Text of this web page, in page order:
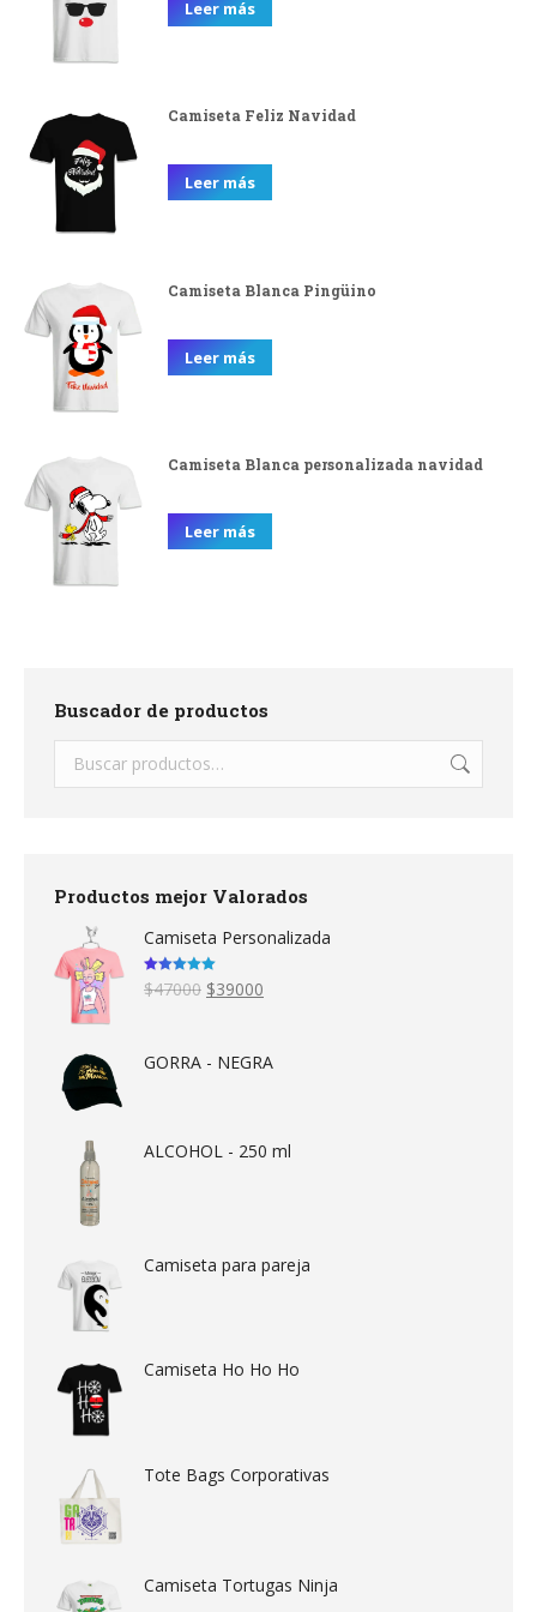
Leer más
Camiseta Feliz Navidad
Leer más
Camiseta Blanca Pingüino
Leer más
Camiseta Blanca personalizada navidad
Leer más
Buscador de productos
Productos mejor Valorados
Camiseta Personalizada
Valorado en
5.00 de 5
$47000 Original
$47000.
$39000
$39000.
GORRA - NEGRA
ALCOHOL - 250 ml
Camiseta para pareja
Camiseta Ho Ho Ho
Tote Bags Corporativas
Camiseta Tortugas Ninja